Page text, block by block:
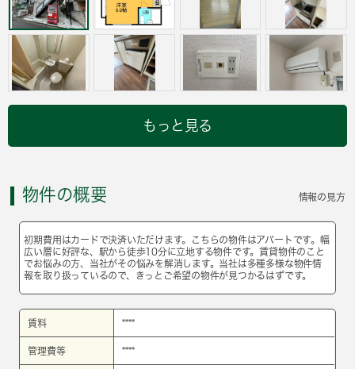
もっと見る
物件の概要 情報の見方
初期費用はカードで決済いただけます。こちらの物件はアパートです。幅
広い層に好評な、駅から徒歩10分に立地する物件です。賃貸物件のこと
でお悩みの方、当社がその悩みを解消します。当社は多種多様な物件情
報を取り扱っているので、きっとご希望の物件が見つかるはずです。
賃料 ****
管理費等 ****